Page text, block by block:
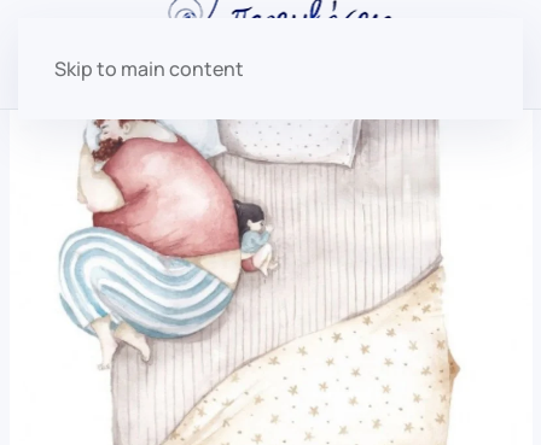
Skip to main content